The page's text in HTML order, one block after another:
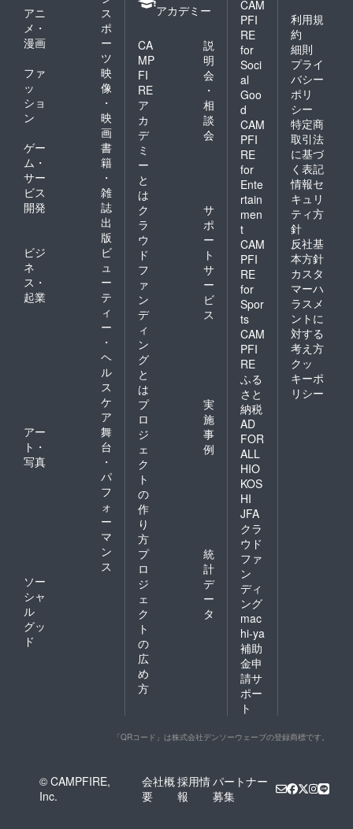
アニ
メ・
漫画
ス
ポ
ー
ツ
ファ
ッ
ショ
ン
映
像
・
映
画
ゲー
ム・
サー
ビス
開発
書
籍
・
雑
誌
出
版
ビジ
ネ
ス・
起業
ビ
ュ
ー
テ
ィ
ー
・
ヘ
ル
ス
ケ
ア
アー
ト・
写真
舞
台
・
パ
フ
ォ
ー
マ
ン
ス
ソー
シャ
ル
グッ
ド
アカデミー
CA
MP
FI
RE
ア
カ
デ
ミ
ー
と
は
説
明
会
・
相
談
会
ク
ラ
ウ
ド
フ
ァ
ン
デ
ィ
ン
グ
と
は
サ
ポ
ー
ト
サ
ー
ビ
ス
プ
ロ
ジ
ェ
ク
ト
の
作
り
方
実
施
事
例
プ
ロ
ジ
ェ
ク
ト
の
広
め
方
統
計
デ
ー
タ
CAM
PFI
RE
for
Soci
al
Goo
d
CAM
PFI
RE
for
Ente
rtain
men
t
CAM
PFI
RE
for
Spor
ts
CAM
PFI
RE
ふる
さと
納税
AD
FOR
ALL
HIO
KOS
HI
JFA
クラ
ウド
ファ
ン
ディ
ング
mac
hi-ya
補助
金申
請サ
ポー
ト
利用規
約
細則
プライ
バシー
ポリ
シー
特定商
取引法
に基づ
く表記
情報セ
キュリ
ティ方
針
反社基
本方針
カスタ
マーハ
ラスメ
ントに
対する
考え方
クッ
キーポ
リシー
「QRコード」は株式会社デンソーウェーブの登録商標です。
© CAMPFIRE,
Inc.
会社概
要
採用情
報
パートナー
募集